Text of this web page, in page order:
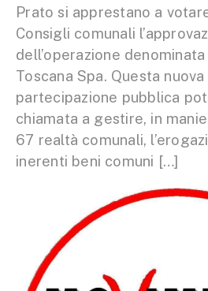
Prato si apprestano a
Consigli comunali
dell’operazione
Toscana Spa. Questa
partecipazione pubblica
chiamata a gestire, in
67 realtà comunali,
inerenti beni comuni […]